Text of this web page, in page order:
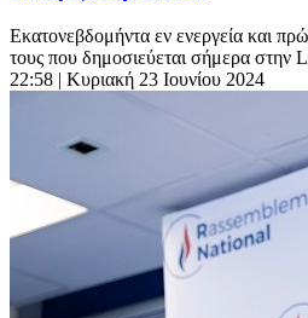
Εκατονεβδομήντα εν ενεργεία και
τους που δημοσιεύεται σήμερα στην
22:58 | Κυριακή 23 Ιουνίου 2024